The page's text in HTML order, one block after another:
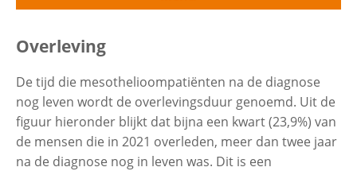
Contactgegevens
Zoeken
Cijfers over mesothelioom
Aantal
Internationale vergelijking
Leeftijd
Overleving
De tijd die mesothelioompatiënten na de diagnose
nog leven wordt de overlevingsduur genoemd. Uit de
figuur hieronder blijkt dat bijna een kwart (23,9%) van
de mensen die in 2021 overleden, meer dan twee jaar
na de diagnose nog in leven was. Dit is een